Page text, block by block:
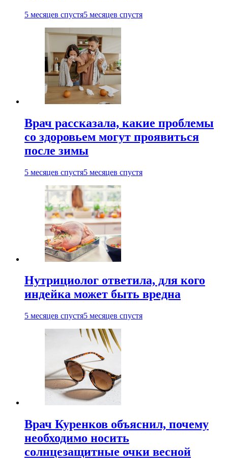
5 месяцев спустя5 месяцев спустя
Врач рассказала, какие проблемы
со здоровьем могут проявиться
после зимы
5 месяцев спустя5 месяцев спустя
Нутрициолог ответила, для кого
индейка может быть вредна
5 месяцев спустя5 месяцев спустя
Врач Куренков объяснил, почему
необходимо носить
солнцезащитные очки весной